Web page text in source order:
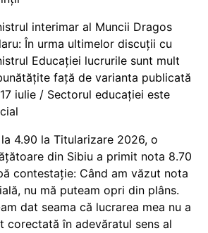
interimar al Muncii Dragos
În urma ultimelor discuții cu
Educației lucrurile sunt mult
față de varianta publicată
iulie / Sectorul educației este
4.90 la Titularizare 2026, o
din Sibiu a primit nota 8.70
contestație: Când am văzut nota
nu mă puteam opri din plâns.
dat seama că lucrarea mea nu a
corectată în adevăratul sens al